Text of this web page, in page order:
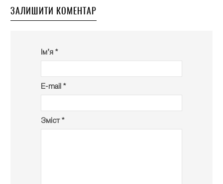
ЗАЛИШИТИ КОМЕНТАР
Ім’я *
E-mail *
Зміст *